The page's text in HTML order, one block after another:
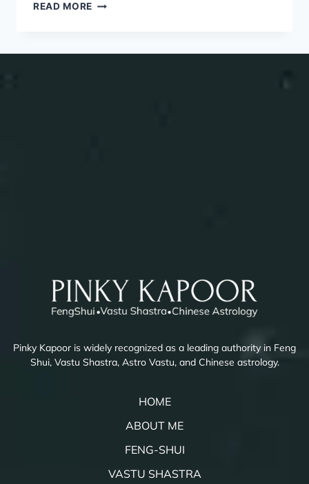
READ MORE
Pinky Kapoor is widely recognized as a leading authority in Feng
Shui, Vastu Shastra, Astro Vastu, and Chinese astrology.
HOME
ABOUT ME
FENG-SHUI
VASTU SHASTRA